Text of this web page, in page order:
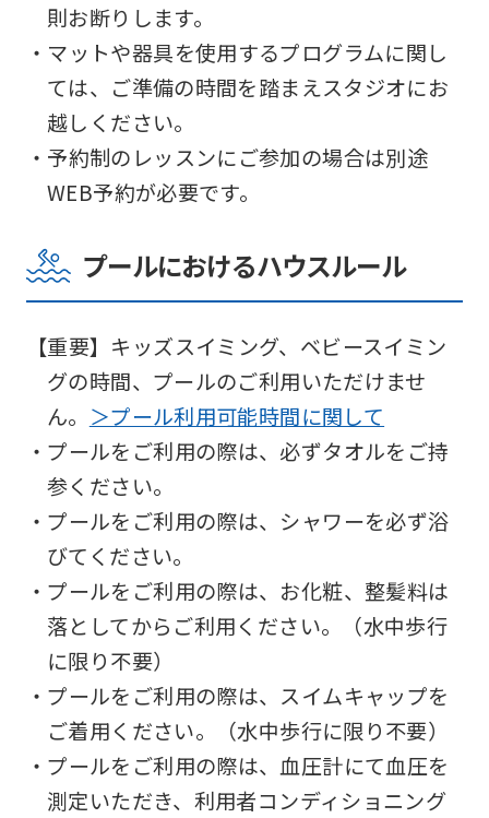
則お断りします。
・マットや器具を使用するプログラムに関し
ては、ご準備の時間を踏まえスタジオにお
越しください。
・予約制のレッスンにご参加の場合は別途
WEB予約が必要です。
プールにおけるハウスルール
【重要】キッズスイミング、ベビースイミン
グの時間、プールのご利用いただけませ
ん。 ＞プール利用可能時間に関して
・プールをご利用の際は、必ずタオルをご持
参ください。
・プールをご利用の際は、シャワーを必ず浴
びてください。
・プールをご利用の際は、お化粧、整髪料は
落としてからご利用ください。（水中歩行
に限り不要）
・プールをご利用の際は、スイムキャップを
ご着用ください。（水中歩行に限り不要）
・プールをご利用の際は、血圧計にて血圧を
測定いただき、利用者コンディショニング
before
using
the
service.